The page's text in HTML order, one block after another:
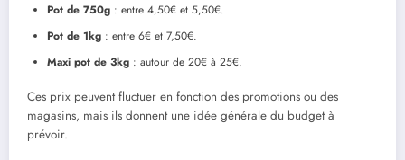
Pot de 750g : entre 4,50€ et 5,50€.
Pot de 1kg : entre 6€ et 7,50€.
Maxi pot de 3kg : autour de 20€ à 25€.
Ces prix peuvent fluctuer en fonction des promotions ou des
magasins, mais ils donnent une idée générale du budget à
prévoir.